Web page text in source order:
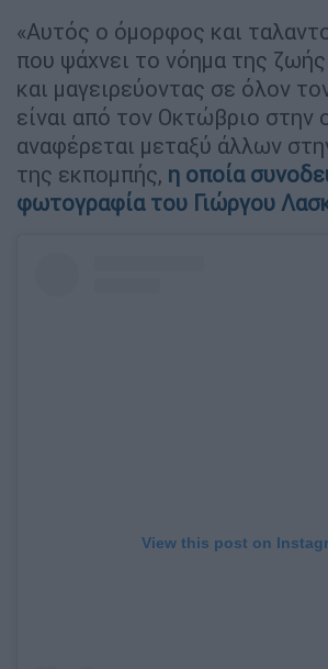
«Αυτός ο όμορφος και
που ψάχνει το νόημα της
και μαγειρεύοντας σε όλον
είναι από τον Οκτώβριο στην
αναφέρεται μεταξύ άλλων
της εκπομπής, η οποία
φωτογραφία του Γιώργου
View this post on